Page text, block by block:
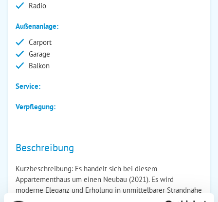
Radio
Außenanlage:
Carport
Garage
Balkon
Service:
Verpflegung:
Beschreibung
Kurzbeschreibung: Es handelt sich bei diesem
Appartementhaus um einen Neubau (2021). Es wird
moderne Eleganz und Erholung in unmittelbarer Strandnähe